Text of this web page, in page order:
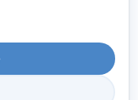
a także
Terapii